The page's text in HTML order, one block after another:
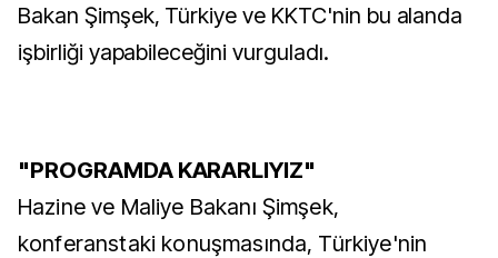
Bakan Şimşek, Türkiye ve KKTC'nin bu alanda
işbirliği yapabileceğini vurguladı.
"PROGRAMDA KARARLIYIZ"
Hazine ve Maliye Bakanı Şimşek,
konferanstaki konuşmasında, Türkiye'nin